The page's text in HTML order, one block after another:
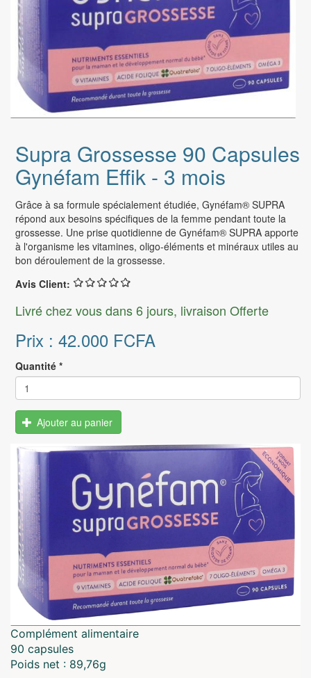
Supra Grossesse 90 Capsules
Gynéfam Effik - 3 mois
Grâce à sa formule spécialement étudiée, Gynéfam® SUPRA
répond aux besoins spécifiques de la femme pendant toute la
grossesse. Une prise quotidienne de Gynéfam® SUPRA apporte
à l'organisme les vitamines, oligo-éléments et minéraux utiles au
bon déroulement de la grossesse.
Avis Client:
Livré chez vous dans 6 jours, livraison Offerte
Prix : 42.000 FCFA
Quantité *
Ajouter au panier
Complément alimentaire
90 capsules
Poids net : 89,76g